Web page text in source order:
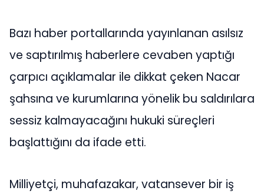
Bazı haber portallarında yayınlanan asılsız
ve saptırılmış haberlere cevaben yaptığı
çarpıcı açıklamalar ile dikkat çeken Nacar
şahsına ve kurumlarına yönelik bu saldırılara
sessiz kalmayacağını hukuki süreçleri
başlattığını da ifade etti.
Milliyetçi, muhafazakar, vatansever bir iş